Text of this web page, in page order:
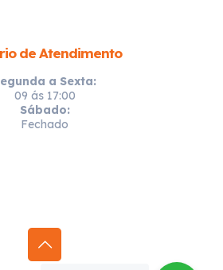
de Atendimento
a Sexta:
09 ás 17:00
Sábado:
Fechado